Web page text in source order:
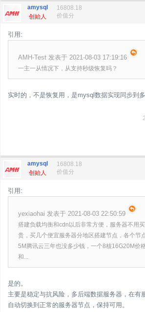
amysql
创始人
16808.18
价值分
引用:
AMH-Test 发表于 2021-08-03 17:19:16
一主一从情况下，从支持秒级恢复吗？
实时的，不是恢复用，是mysql数据实现同步到多
amysql
创始人
16808.18
价值分
引用:
yexiaohai 发表于 2021-08-03 22:50:59
搭建负载均衡和cdn以后非常方便，服务器不用
贵，买几个便宜服务器分地区搭建节点，各个节
5M腾讯云三年也没多少钱，一个8核16G20M价
和...
是的。
主要是稳定与抗风险，多后端数据服务器，在有
自动切换到正常的服务器节点，保持可用。